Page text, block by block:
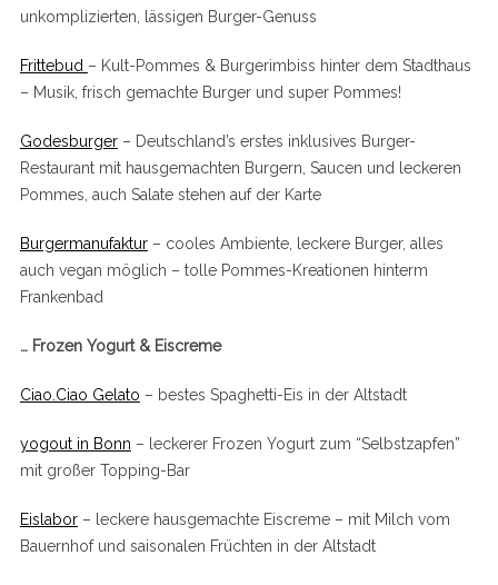
unkomplizierten, lässigen Burger-Genuss
Frittebud – Kult-Pommes & Burgerimbiss hinter dem Stadthaus
– Musik, frisch gemachte Burger und super Pommes!
Godesburger– Deutschland’s erstes inklusives Burger-
Restaurant mit hausgemachten Burgern, Saucen und leckeren
Pommes, auch Salate stehen auf der Karte
Burgermanufaktur– cooles Ambiente, leckere Burger, alles
auch vegan möglich – tolle Pommes-Kreationen hinterm
Frankenbad
… Frozen Yogurt & Eiscreme
Ciao.Ciao Gelato – bestes Spaghetti-Eis in der Altstadt
yogout in Bonn – leckerer Frozen Yogurt zum “Selbstzapfen”
mit großer Topping-Bar
Eislabor– leckere hausgemachte Eiscreme – mit Milch vom
Bauernhof und saisonalen Früchten in der Altstadt